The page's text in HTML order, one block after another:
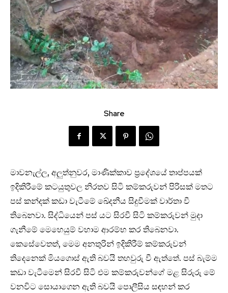
Share
මාවනැල්ල, අලුත්නුවර, මාණික්කාව ප්‍රදේශයේ තාප්පයක්
ඉදිකිරීමේ කටයුතුවල නිරතව සිටි කම්කරුවන් පිරිසක් මතට
පස් කන්දක් කඩා වැටීමේ ඛේදනීය සිදුවීමක් වාර්තා වී
තිබෙනවා. සිද්ධියෙන් පස් යට සිරවී සිටි කම්කරුවන් මුදා
ගැනීමේ මෙහෙයුම් වහාම ආරම්භ කර තිබෙනවා.
කෙසේවෙතත්, මෙම අනතුරින් ඉදිකිරීම් කම්කරුවන්
තිදෙනෙක් මියගොස් ඇති බවයි තහවුරු වී ඇත්තේ. පස් බැම්ම
කඩා වැටීමෙන් සිරවී සිටි එම කම්කරුවන්ගේ මළ සිරුරු මේ
වනවිට සොයාගෙන ඇති බවයි පොලීසිය සඳහන් කර